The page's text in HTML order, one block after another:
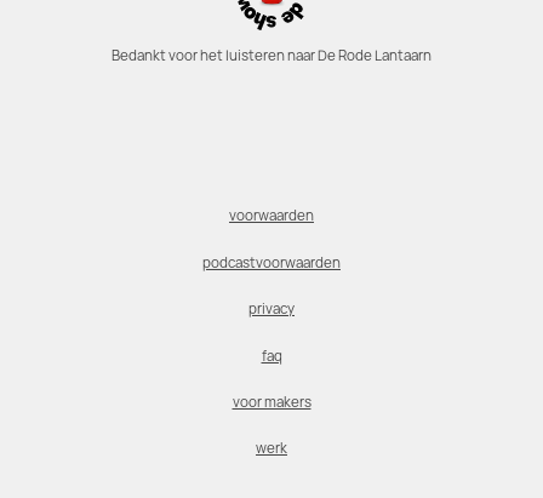
Bedankt voor het luisteren naar De Rode Lantaarn
voorwaarden
podcastvoorwaarden
privacy
faq
voor makers
werk